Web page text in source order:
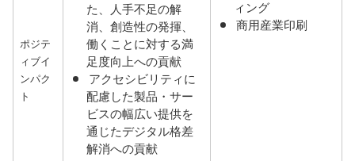
ィング
商用産業印刷
ポジテ
ィブイ
ンパク
ト
た、人手不足の解
消、創造性の発揮、
働くことに対する満
足度向上への貢献
アクセシビリティに
配慮した製品・サー
ビスの幅広い提供を
通じたデジタル格差
解消への貢献